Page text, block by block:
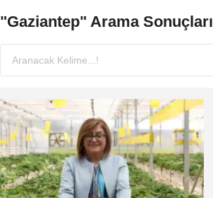
"Gaziantep" Arama Sonuçları